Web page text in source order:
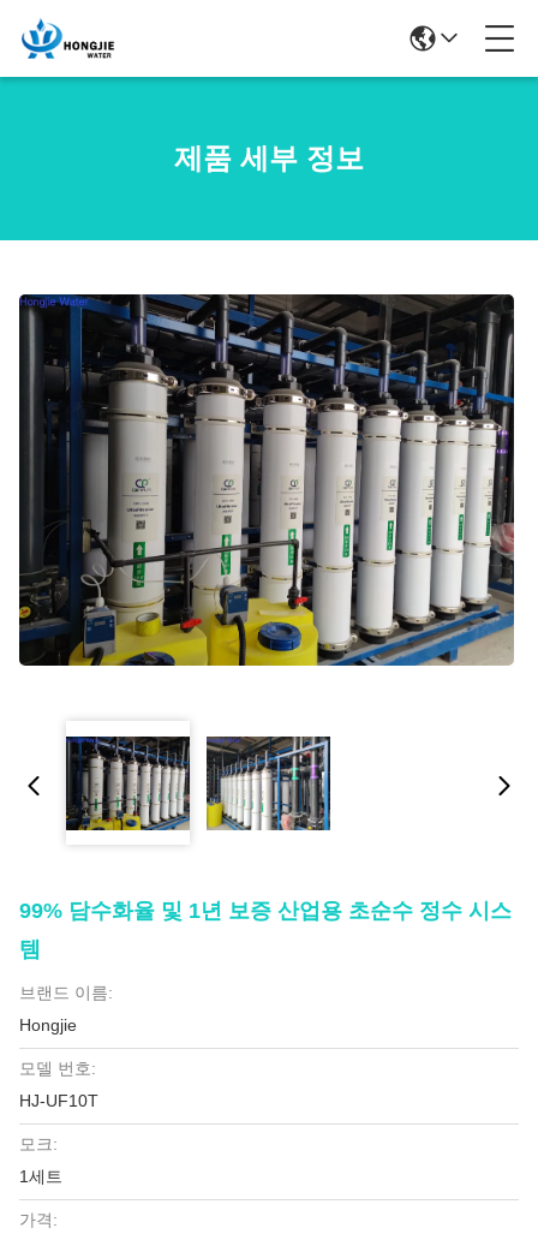
제품 세부 정보
99% 담수화율 및 1년 보증 산업용 초순수 정수 시스
템
브랜드 이름:
Hongjie
모델 번호:
HJ-UF10T
모크:
1세트
가격: